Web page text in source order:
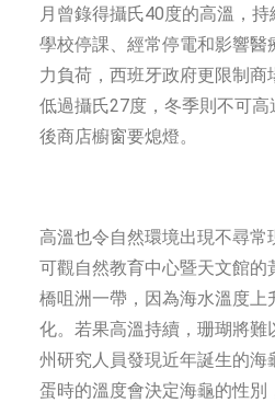
月曾錄得攝氏40度的高溫，持
學校停課、經常停電和影響醫
力負荷，西班牙政府更限制
低過攝氏27度，冬季則不可
後商店櫥窗要熄燈。
高溫也令自然環境出現不尋常
可觀自然教育中心暨天文館的
橋咀洲一帶，因為海水溫度上
化。若果高溫持續，珊瑚將難
州研究人員發現近年誕生的海
蛋時的溫度會決定海龜的性別